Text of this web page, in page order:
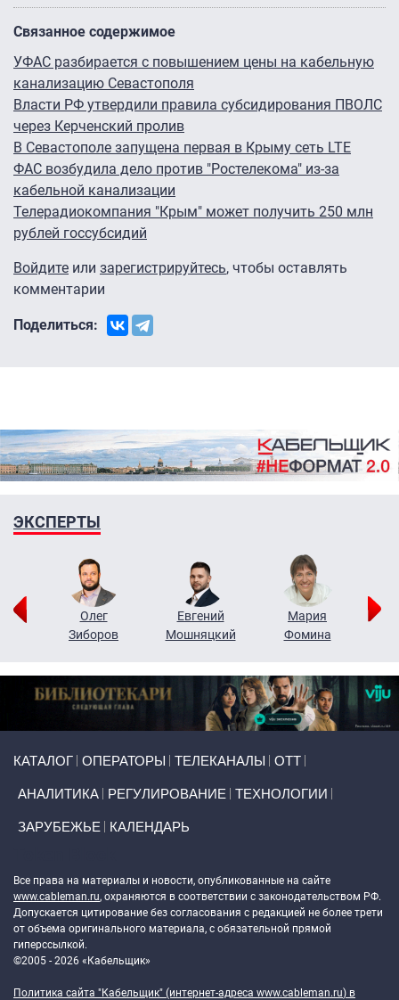
Связанное содержимое
УФАС разбирается с повышением цены на кабельную
канализацию Севастополя
Власти РФ утвердили правила субсидирования ПВОЛС
через Керченский пролив
В Севастополе запущена первая в Крыму сеть LTE
ФАС возбудила дело против "Ростелекома" из-за
кабельной канализации
Телерадиокомпания "Крым" может получить 250 млн
рублей госсубсидий
Войдите или зарегистрируйтесь, чтобы оставлять
комментарии
Поделиться:
ЭКСПЕРТЫ
Олег
Зиборов
Евгений
Мошняцкий
Мария
Фомина
КАТАЛОГ ОПЕРАТОРЫ ТЕЛЕКАНАЛЫ ОТТ
АНАЛИТИКА РЕГУЛИРОВАНИЕ ТЕХНОЛОГИИ
ЗАРУБЕЖЬЕ КАЛЕНДАРЬ
Все права на материалы и новости, опубликованные на сайте
www.cableman.ru, охраняются в соответствии с законодательством РФ.
Допускается цитирование без согласования с редакцией не более трети
от объема оригинального материала, с обязательной прямой
гиперссылкой.
©2005 - 2026 «Кабельщик»
Политика сайта "Кабельщик" (интернет-адреса www.cableman.ru) в